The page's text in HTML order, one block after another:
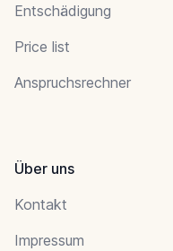
Entschädigung
Price list
Anspruchsrechner
Über uns
Kontakt
Impressum